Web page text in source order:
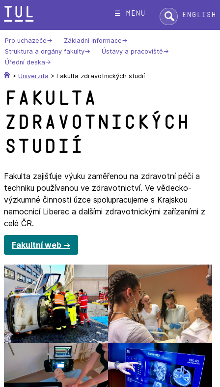
Přeskok
na
text
☰ menu Hledat:English
Pro uchazeče
Základní informace
Struktura a orgány fakulty
Ústavy a pracoviště
Úřední deska
> Univerzita >Fakulta zdravotnických studií
Fakulta
zdravotnických
studií
Fakulta zajišťuje výuku zaměřenou na zdravotní péči a
techniku používanou ve zdravotnictví. Ve vědecko-
výzkumné činnosti úzce spolupracujeme s Krajskou
nemocnicí Liberec a dalšími zdravotnickými zařízeními z
celé ČR.
Fakultní web